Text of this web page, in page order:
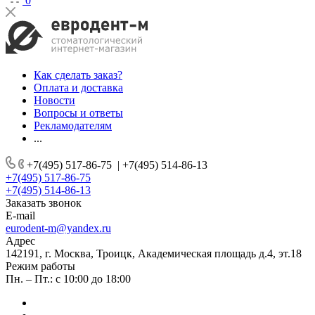
Как сделать заказ?
Оплата и доставка
Новости
Вопросы и ответы
Рекламодателям
...
+7(495) 517-86-75 | +7(495) 514-86-13
+7(495) 517-86-75
+7(495) 514-86-13
Заказать звонок
E-mail
eurodent-m@yandex.ru
Адрес
142191, г. Москва, Троицк, Академическая площадь д.4, эт.18
Режим работы
Пн. – Пт.: с 10:00 до 18:00